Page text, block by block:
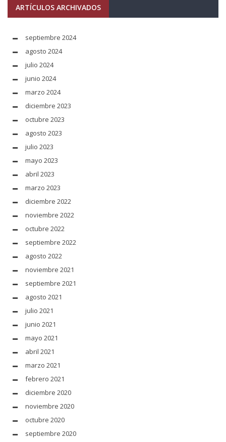
ARTÍCULOS ARCHIVADOS
septiembre 2024
agosto 2024
julio 2024
junio 2024
marzo 2024
diciembre 2023
octubre 2023
agosto 2023
julio 2023
mayo 2023
abril 2023
marzo 2023
diciembre 2022
noviembre 2022
octubre 2022
septiembre 2022
agosto 2022
noviembre 2021
septiembre 2021
agosto 2021
julio 2021
junio 2021
mayo 2021
abril 2021
marzo 2021
febrero 2021
diciembre 2020
noviembre 2020
octubre 2020
septiembre 2020